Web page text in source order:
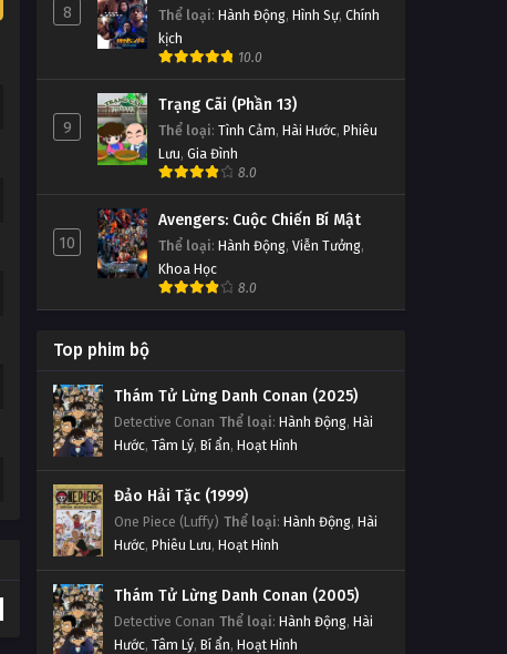
8 Thể loại: Hành Động, Hình Sự, Chính
kịch
10.0
9
Trạng Cãi (Phần 13)
Thể loại: Tình Cảm, Hài Hước, Phiêu
Lưu, Gia Đình
8.0
10
Avengers: Cuộc Chiến Bí Mật
Thể loại: Hành Động, Viễn Tưởng,
Khoa Học
8.0
Top phim bộ
Thám Tử Lừng Danh Conan (2025)
Detective Conan Thể loại: Hành Động, Hài
Hước, Tâm Lý, Bí ẩn, Hoạt Hình
Đảo Hải Tặc (1999)
One Piece (Luffy) Thể loại: Hành Động, Hài
Hước, Phiêu Lưu, Hoạt Hình
Thám Tử Lừng Danh Conan (2005)
Detective Conan Thể loại: Hành Động, Hài
Hước, Tâm Lý, Bí ẩn, Hoạt Hình